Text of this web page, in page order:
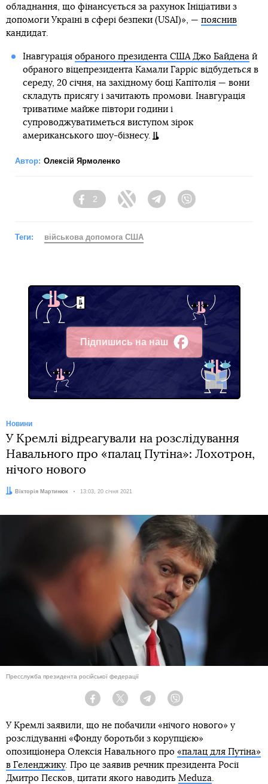
обладнання, що фінансується за рахунок Ініціативи з
допомоги Україні в сфері безпеки (USAI)», — пояснив
кандидат.
Інавгурація обраного президента США Джо Байденай
обраного віцепрезидента Камали Гарріс відбудеться в
середу, 20 січня, на західному боці Капітолія — вони
складуть присягу і зачитають промови. Інавгурація
триватиме майже півтори години і
супроводжуватиметься виступом зірок
американського шоу-бізнесу.
Автор: Олексій Ярмоленко
Facebook
2
Twitter Telegram
Теги: військова допомога США
Підпишись на наш
Facebook
Новини
У Кремлі відреагували на розслідування
Навального про «палац Путіна»: Лохотрон,
нічого нового
Автор:Вікторія Мартинюк Дата:
13:03, 20 січня 2021
Пресслужба президента російської федерації
Facebook Twitter Telegram
У Кремлі заявили, що не побачили «нічого нового» у
розслідуванні «Фонду боротьби з корупцією»
опозиціонера Олексія Навального про «палац для Путіна»
в Геленджику. Про це заявив речник президента Росії
Дмитро Пєсков, цитати якого наводить Meduza.